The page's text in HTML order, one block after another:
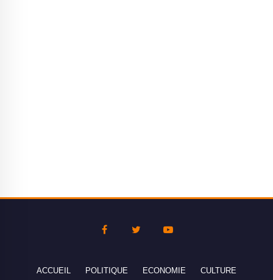
ACCUEIL POLITIQUE ECONOMIE CULTURE